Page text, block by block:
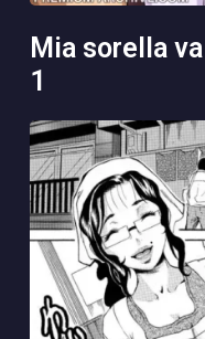
mia sorella va a letto con papà 3 pt
1